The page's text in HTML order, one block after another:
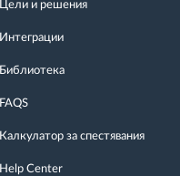
Цели и решения
Интеграции
Библиотека
FAQS
Калкулатор за спестявания
Help Center